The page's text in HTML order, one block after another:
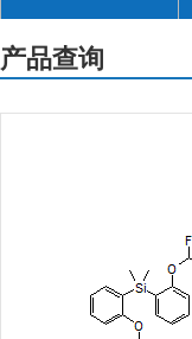
产品查询